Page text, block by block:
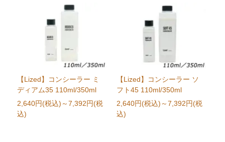
【Lized】コンシーラー ミ
ディアム35 110ml/350ml
2,640円(税込) ～7,392円(税
込)
【Lized】コンシーラー ソ
フト45 110ml/350ml
2,640円(税込) ～7,392円(税
込)